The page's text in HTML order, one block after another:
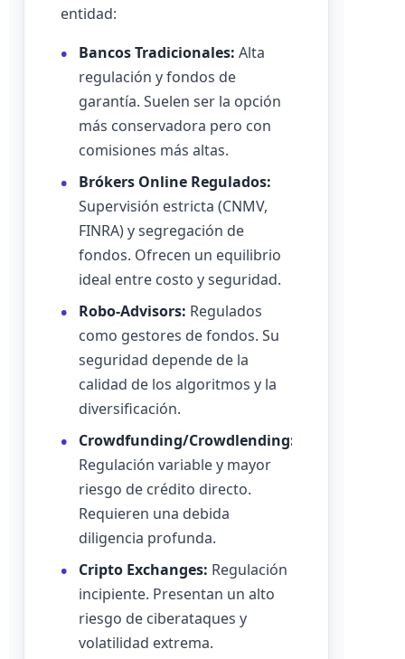
entidad:
Bancos Tradicionales: Alta
regulación y fondos de
garantía. Suelen ser la opción
más conservadora pero con
comisiones más altas.
Brókers Online Regulados:
Supervisión estricta (CNMV,
FINRA) y segregación de
fondos. Ofrecen un equilibrio
ideal entre costo y seguridad.
Robo-Advisors: Regulados
como gestores de fondos. Su
seguridad depende de la
calidad de los algoritmos y la
diversificación.
Crowdfunding/Crowdlending:
Regulación variable y mayor
riesgo de crédito directo.
Requieren una debida
diligencia profunda.
Cripto Exchanges: Regulación
incipiente. Presentan un alto
riesgo de ciberataques y
volatilidad extrema.